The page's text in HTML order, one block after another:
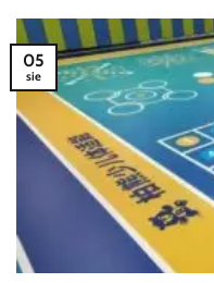
05
sie